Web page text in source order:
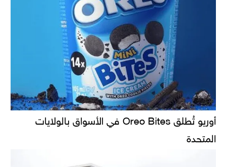
أوريو تُطلق Oreo Bites في الأسواق بالولايات
المتحدة